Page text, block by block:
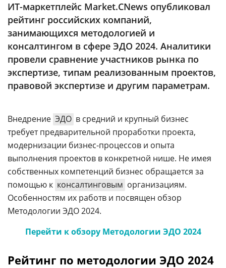
Аналитика
Конференции
Техника
ТВ
Реклама
Вакансии
Контакты
Telegram
Дзен
VK
Rutube
ИТ-маркетплейс Market.CNews опубликовал
рейтинг российских компаний,
занимающихся методологией и
консалтингом в сфере ЭДО 2024. Аналитики
провели сравнение участников рынка по
экспертизе, типам реализованным проектов,
правовой экспертизе и другим параметрам.
Внедрение ЭДО в средний и крупный бизнес
требует предварительной проработки проекта,
модернизации бизнес-процессов и опыта
выполнения проектов в конкретной нише. Не имея
собственных компетенций бизнес обращается за
помощью к консалтинговым организациям.
Особенностям их работв и посвящен обзор
Методологии ЭДО 2024.
Перейти к обзору Методологии ЭДО 2024
Рейтинг по методологии ЭДО 2024